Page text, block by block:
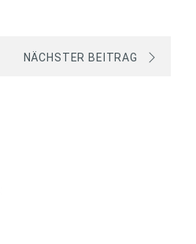
NÄCHSTER BEITRAG